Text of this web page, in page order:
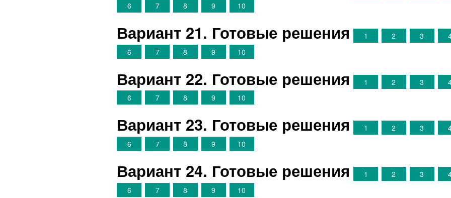
6
7 8 9 10
Вариант 21. Готовые решения 1 2 3
6
7 8 9 10
Вариант 22. Готовые решения 1 2 3
6
7 8 9 10
Вариант 23. Готовые решения 1 2 3
6
7 8 9 10
Вариант 24. Готовые решения 1 2 3
6
7 8 9 10